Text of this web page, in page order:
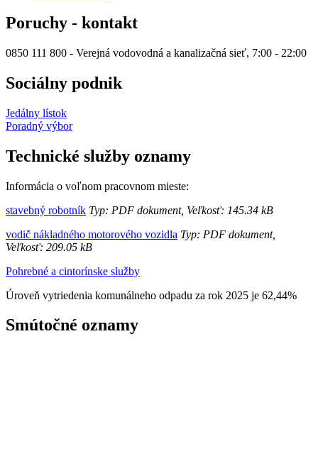
Poruchy - kontakt
0850 111 800 - Verejná vodovodná a kanalizačná sieť, 7:00 - 22:00
Sociálny podnik
Jedálny lístok
Poradný výbor
Technické služby oznamy
Informácia o voľnom pracovnom mieste:
stavebný robotník Typ: PDF dokument, Veľkosť: 145.34 kB
vodič nákladného motorového vozidla Typ: PDF dokument,
Veľkosť: 209.05 kB
Pohrebné a cintorínske služby
Úroveň vytriedenia komunálneho odpadu za rok 2025 je 62,44%
Smútočné oznamy